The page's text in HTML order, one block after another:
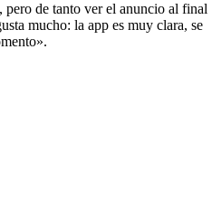
pero de tanto ver el anuncio al final
mucho: la app es muy clara, se